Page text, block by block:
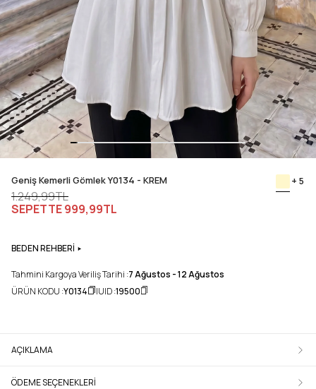
Geniş Kemerli Gömlek Y0134 - KREM + 5
1.249,99TL
SEPETTE999,99TL
BEDEN REHBERİ
Tahmini Kargoya Veriliş Tarihi :7 Ağustos - 12 Ağustos
ÜRÜN KODU :Y0134 UID :19500
AÇIKLAMA
ÖDEME SEÇENEKLERI